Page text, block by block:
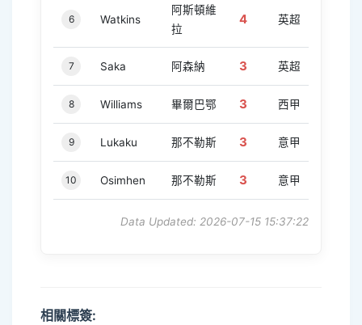
6 Watkins
阿斯頓維
拉
4 英超
7 Saka 阿森納 3 英超
8 Williams 畢爾巴鄂 3 西甲
9 Lukaku 那不勒斯 3 意甲
10 Osimhen 那不勒斯 3 意甲
Data Updated: 2026-07-15 15:37:22
相關標簽: